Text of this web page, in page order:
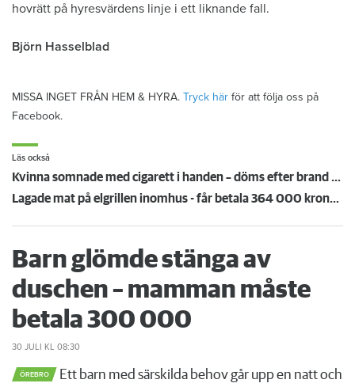
hovrätt på hyresvärdens linje i ett liknande fall.
Björn Hasselblad
MISSA INGET FRÅN HEM & HYRA. Tryck här för att följa oss på
Facebook.
Läs också
Kvinna somnade med cigarett i handen – döms efter brand i hyresrätten
Lagade mat på elgrillen inomhus - får betala 364 000 kronor i skadestånd
Barn glömde stänga av
duschen – mamman måste
betala 300 000
30 JULI KL 08:30
ÖREBRO
Ett barn med särskilda behov går upp en natt och